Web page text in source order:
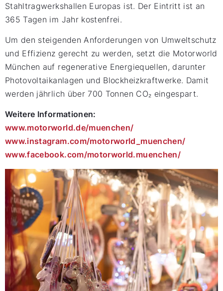
Stahltragwerkshallen Europas ist. Der Eintritt ist an
365 Tagen im Jahr kostenfrei.
Um den steigenden Anforderungen von Umweltschutz
und Effizienz gerecht zu werden, setzt die Motorworld
München auf regenerative Energiequellen, darunter
Photovoltaikanlagen und Blockheizkraftwerke. Damit
werden jährlich über 700 Tonnen CO₂ eingespart.
Weitere Informationen:
www.motorworld.de/muenchen/
www.instagram.com/motorworld_muenchen/
www.facebook.com/motorworld.muenchen/